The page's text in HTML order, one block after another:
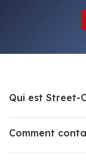
Qui est Street-
Comment